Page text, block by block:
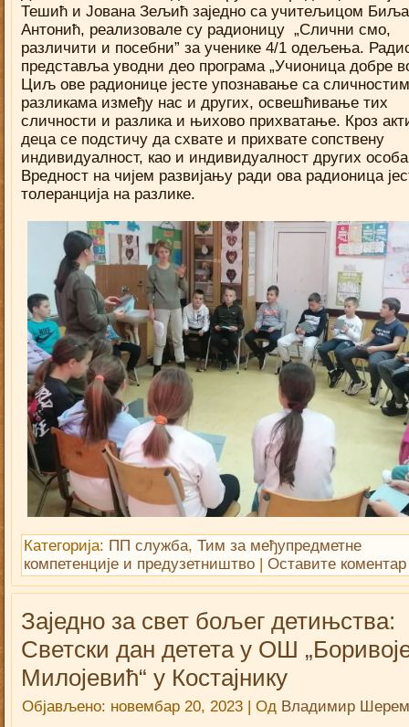
Тешић и Јована Зељић заједно са учитељицом
Антонић, реализовале су радионицу „Слични смо,
различити и посебни” за ученике 4/1 одељења.
представља уводни део програма „Учионица добре
Циљ ове радионице јесте упознавање са
разликама између нас и других, освешћивање тих
сличности и разлика и њихово прихватање. Кроз
деца се подстичу да схвате и прихвате сопствену
индивидуалност, као и индивидуалност других
Вредност на чијем развијању ради ова радионица
толеранција на разлике.
Категорија: ПП служба, Тим за међупредметне
компетенције и предузетништво | Оставите коментар
Заједно за свет бољег детињства:
Светски дан детета у ОШ
Милојевић“ у Костајнику
Објављено: новембар 20, 2023 | Од Владимир